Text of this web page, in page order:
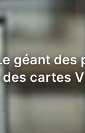
géant
cartes